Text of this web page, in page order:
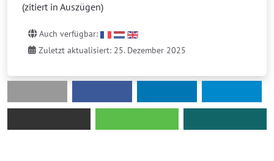
(zitiert in Auszügen)
Auch verfügbar:
Zuletzt aktualisiert: 25. Dezember 2025